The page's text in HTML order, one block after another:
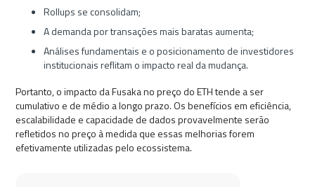
Rollups se consolidam;
A demanda por transações mais baratas aumenta;
Análises fundamentais e o posicionamento de investidores
institucionais reflitam o impacto real da mudança.
Portanto, o impacto da Fusaka no preço do ETH tende a ser
cumulativo e de médio a longo prazo. Os benefícios em eficiência,
escalabilidade e capacidade de dados provavelmente serão
refletidos no preço à medida que essas melhorias forem
efetivamente utilizadas pelo ecossistema.